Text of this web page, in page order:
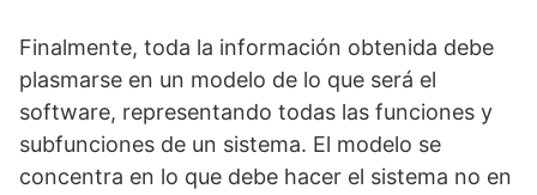
Finalmente, toda la información obtenida debe
plasmarse en un modelo de lo que será el
software, representando todas las funciones y
subfunciones de un sistema. El modelo se
concentra en lo que debe hacer el sistema no en